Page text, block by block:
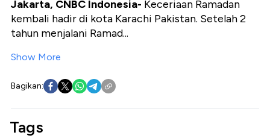
Jakarta, CNBC Indonesia- Keceriaan Ramadan
kembali hadir di kota Karachi Pakistan. Setelah 2
tahun menjalani Ramad...
Show More
Bagikan:
Tags